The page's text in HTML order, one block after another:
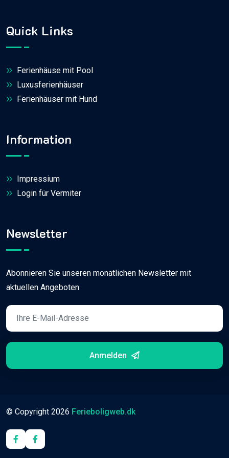
Quick Links
Ferienhäuse mit Pool
Luxusferienhäuser
Ferienhäuser mit Hund
Information
Impressium
Login für Vermiter
Newsletter
Abonnieren Sie unseren monatlichen Newsletter mit
aktuellen Angeboten
Anmelden
© Copyright 2026 Ferieboligweb.dk